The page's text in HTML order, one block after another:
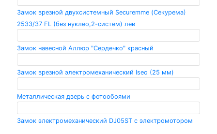
Замок врезной двухсистемный Securemme (Секурема)
2533/37 FL (без нуклео,2-систем) лев
Замок навесной Аллюр "Сердечко" красный
Замок врезной электромеханический Iseo (25 мм)
Металлическая дверь с фотообоями
Замок электромеханический DJ05ST с электромотором